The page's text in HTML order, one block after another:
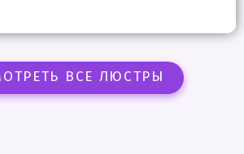
ВСЕ ЛЮСТРЫ